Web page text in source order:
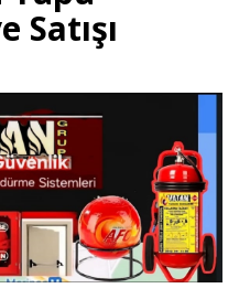
için beam (ışın) tipi
dedektörü satış ve
Devamını Oku
Otomatik Gazlı Söndürme
Mühendislik Sistemleri
FM200, Novec 1230
gazlı söndürme, pano
Satışı